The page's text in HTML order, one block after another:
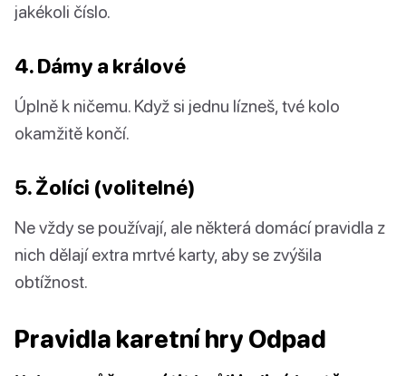
jakékoli číslo.
4. Dámy a králové
Úplně k ničemu. Když si jednu lízneš, tvé kolo
okamžitě končí.
5. Žolíci (volitelné)
Ne vždy se používají, ale některá domácí pravidla z
nich dělají extra mrtvé karty, aby se zvýšila
obtížnost.
Pravidla karetní hry Odpad